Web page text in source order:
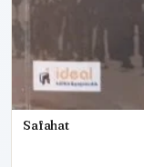
Safahat